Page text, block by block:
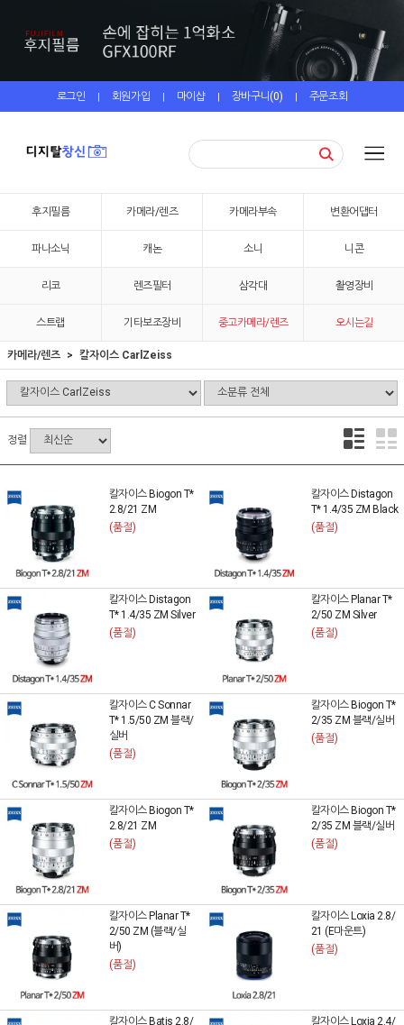
로그인 | 회원가입 | 마이샵 | 장바구니(0) | 주문조회
후지필름 카메라/렌즈 카메라부속 변환어댑터
파나소닉 캐논 소니 니콘
리코 렌즈필터 삼각대 촬영장비
스트랩 기타보조장비 중고카메라/렌즈 오시는길
카메라/렌즈 칼자이스 CarlZeiss
정렬
칼자이스 Biogon T*
2.8/21 ZM
(품절)
칼자이스 Distagon
T* 1.4/35 ZM Black
(품절)
칼자이스 Distagon
T* 1.4/35 ZM Silver
(품절)
칼자이스 Planar T*
2/50 ZM Silver
(품절)
칼자이스 C Sonnar
T* 1.5/50 ZM 블랙/
실버
(품절)
칼자이스 Biogon T*
2/35 ZM 블랙/실버
(품절)
칼자이스 Biogon T*
2.8/21 ZM
(품절)
칼자이스 Biogon T*
2/35 ZM 블랙/실버
(품절)
칼자이스 Planar T*
2/50 ZM (블랙/실
버)
(품절)
칼자이스 Loxia 2.8/
21 (E마운트)
(품절)
칼자이스 Batis 2.8/
칼자이스 Loxia 2.4/